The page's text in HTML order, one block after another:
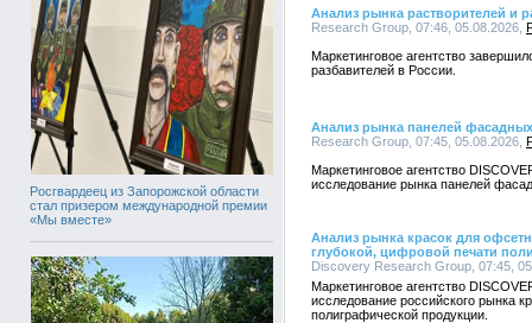
Росгвардеец из Запорожской области
стал призером международной премии
«Мы вместе»
Анализ рынка растворителей и
Research Group, 07:46, 05.08.2026,
Маркетинговое агентство
разбавителей в России.
Анализ рынка панелей
Research Group, 07:45, 05.08.2026,
Маркетинговое агентство
исследование рынка панелей
Анализ рынка красок для
глубокой, цифровой печати
Discovery Research Group, 07:45,
Маркетинговое агентство
исследование российского рынка
полиграфической продукции.